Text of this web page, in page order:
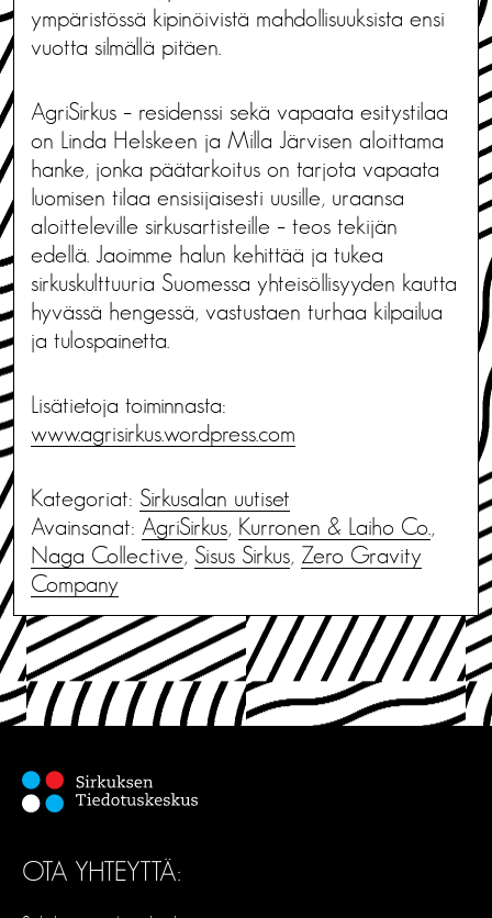
ympäristössä kipinöivistä mahdollisuuksista ensi
vuotta silmällä pitäen.
AgriSirkus – residenssi sekä vapaata esitystilaa
on Linda Helskeen ja Milla Järvisen aloittama
hanke, jonka päätarkoitus on tarjota vapaata
luomisen tilaa ensisijaisesti uusille, uraansa
aloitteleville sirkusartisteille – teos tekijän
edellä. Jaoimme halun kehittää ja tukea
sirkuskulttuuria Suomessa yhteisöllisyyden kautta
hyvässä hengessä, vastustaen turhaa kilpailua
ja tulospainetta.
Lisätietoja toiminnasta:
www.agrisirkus.wordpress.com
Kategoriat: Sirkusalan uutiset
Avainsanat: AgriSirkus, Kurronen & Laiho Co.,
Naga Collective, Sisus Sirkus, Zero Gravity
Company
OTA YHTEYTTÄ: